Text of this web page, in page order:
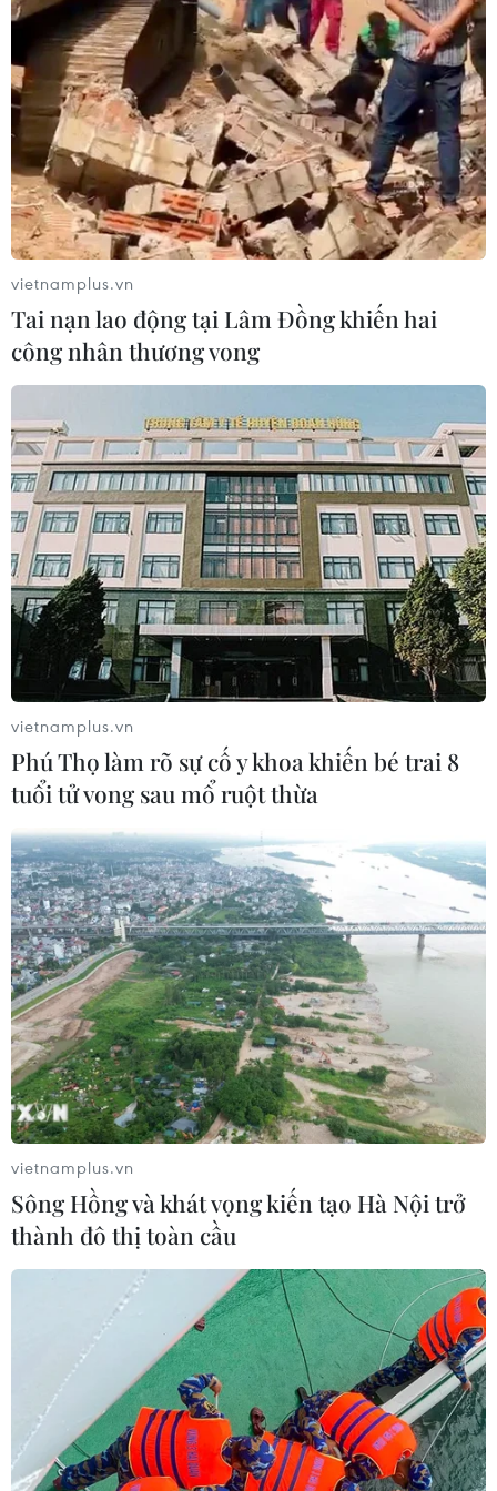
TIN CÙNG CHUYÊN MỤC
Sáp nhập Trường Đại học Văn hóa,
Thể thao và Du lịch Thanh Hóa vào
Trường Đại học Hồng Đức
08/08/2026 06:36
Hà Nội sắp xếp trường học - cuộc
chuyển đổi về tư duy quản trị giáo
vietnamplus.vn
Tai nạn lao động tại Lâm Đồng khiến hai
công nhân thương vong
vietnamplus.vn
Phú Thọ làm rõ sự cố y khoa khiến bé trai 8
tuổi tử vong sau mổ ruột thừa
vietnamplus.vn
Sông Hồng và khát vọng kiến tạo Hà Nội trở
thành đô thị toàn cầu